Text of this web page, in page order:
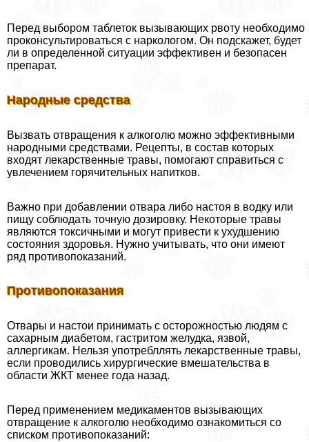
Перед выбором таблеток вызывающих рвоту необходимо
проконсультироваться с наркологом. Он подскажет, будет
ли в определенной ситуации эффективен и безопасен
препарат.
Народные средства
Вызвать отвращения к алкоголю можно эффективными
народными средствами. Рецепты, в состав которых
входят лекарственные травы, помогают справиться с
увлечением горячительных напитков.
Важно при добавлении отвара либо настоя в водку или
пищу соблюдать точную дозировку. Некоторые травы
являются токсичными и могут привести к ухудшению
состояния здоровья. Нужно учитывать, что они имеют
ряд противопоказаний.
Противопоказания
Отвары и настои принимать с осторожностью людям с
сахарным диабетом, гастритом желудка, язвой,
аллергикам. Нельзя употрeбллять лекарственные травы,
если проводились хирургические вмешательства в
области ЖКТ менее года назад.
Перед применением медикаментов вызывающих
отвращение к алкоголю необходимо ознакомиться со
списком противопоказаний: